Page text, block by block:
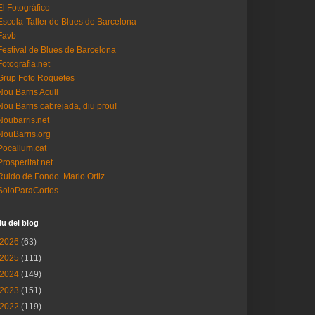
Fotográfico
Taller de Blues de Barcelona
de Blues de Barcelona
Foto Roquetes
Barris Acull
Barris cabrejada, diu prou!
de Fondo. Mario Ortiz
del blog
2026 (63)
2025 (111)
2024 (149)
2023 (151)
2022 (119)